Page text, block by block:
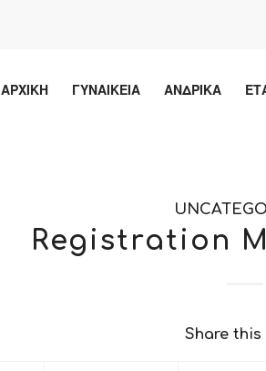
ΑΡΧΙΚΗ ΓΥΝΑΙΚΕΙΑ ΑΝΔΡΙΚΑ
Registration
Share this